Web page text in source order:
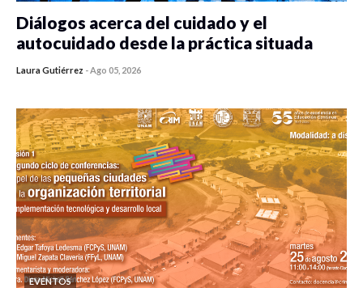
Diálogos acerca del cuidado y el
autocuidado desde la práctica situada
Laura Gutiérrez -Ago 05, 2026
EVENTOS